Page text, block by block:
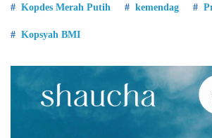
Kopdes Merah Putih kemendag
Kopsyah BMI